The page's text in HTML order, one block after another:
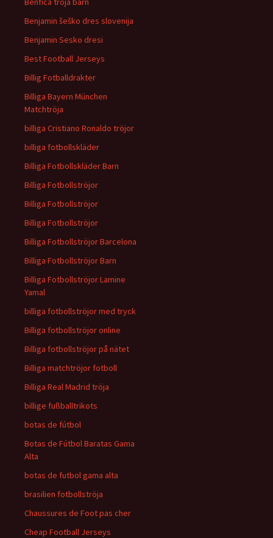
Benjamin šeško dres slovenija
Benjamin Sesko dresi
Best Football Jerseys
Billig Fotballdrakter
Billiga Bayern München
Matchtröja
billiga Cristiano Ronaldo tröjor
billiga fotbollskläder
Billiga Fotbollskläder Barn
Billiga Fotbollströjor
Billiga Fotbollströjor
Billiga Fotbollströjor
Billiga Fotbollströjor Barcelona
Billiga Fotbollströjor Barn
Billiga Fotbollströjor Lamine
Yamal
billiga fotbollströjor med tryck
Billiga fotbollströjor online
Billiga fotbollströjor på nätet
Billiga matchtröjor fotboll
Billiga Real Madrid tröja
billige fußballtrikots
botas de fútbol
Botas de Fútbol Baratas Gama
Alta
botas de futbol gama alta
brasilien fotbollströja
Chaussures de Foot pas cher
Cheap Football Jerseys